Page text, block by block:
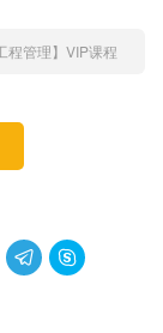
程管理】VIP课程
 